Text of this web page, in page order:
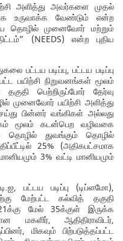
அளித்து அவர்களை முதல்
உருவாக்க வேண்டும் என்ற
தொழில் முனைவோர் மற்றும்
(NEEDS) என்ற புதிய
பட்டய படிப்பு, பட்டய படிப்பு
பயிற்சி நிறுவனங்கள் மூலம்
பெற்றிருப்போர் தேர்வு
முனைவோர் பயிற்சி அளித்து
பின்னர் வங்கிகள் அல்லது
மூலம் கடன்பெற வழிவகை
தொழில் துவங்கும் தொழில்
25% (அதிகபட்சமாக
3% வட்டி மானியமும்
பட்டய படிப்பு (டிப்ளமோ),
மேற்பட்ட கல்வித் தகுதி
மேல் 35க்குள் இருக்க
மகளிர், ஆதிதிராவிடர்,
மிகவும் பிற்படுத்தப்பட்ட